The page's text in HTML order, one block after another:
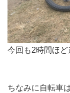
今回も2時間ほど
ちなみに自転車